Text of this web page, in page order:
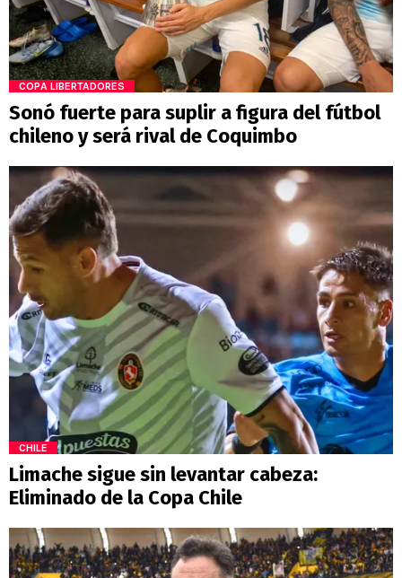
COPA LIBERTADORES
Sonó fuerte para suplir a figura del fútbol
chileno y será rival de Coquimbo
CHILE
Limache sigue sin levantar cabeza:
Eliminado de la Copa Chile